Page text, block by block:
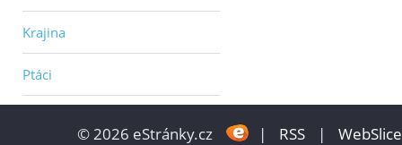
Krajina
Ptáci
© 2026 eStránky.cz | RSS |
WebSlice